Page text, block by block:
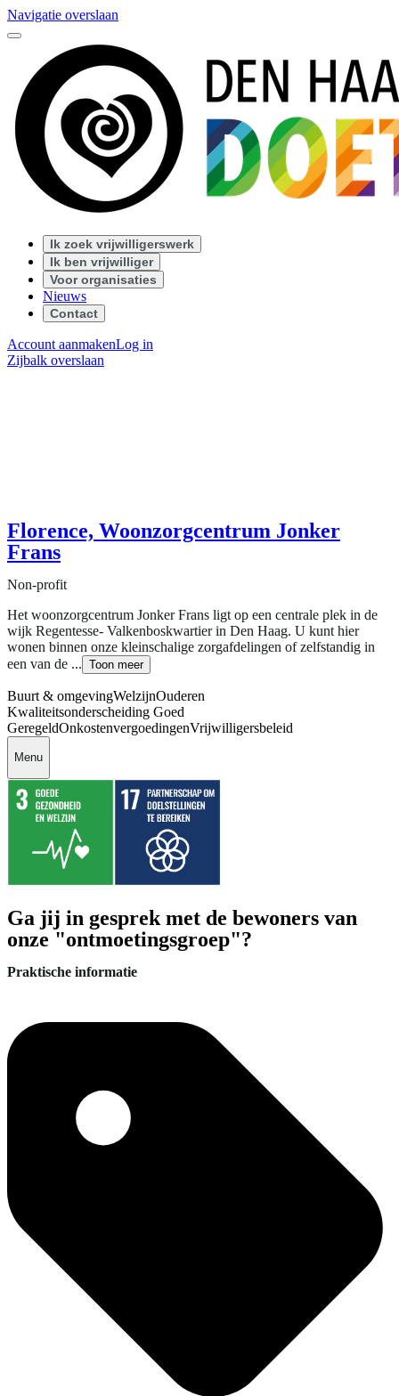
Navigatie overslaan
Ik zoek vrijwilligerswerk
Ik ben vrijwilliger
Voor organisaties
Nieuws
Contact
Account aanmakenLog in
Zijbalk overslaan
Florence, Woonzorgcentrum Jonker
Frans
Non-profit
Het woonzorgcentrum Jonker Frans ligt op een centrale plek in de
wijk Regentesse- Valkenboskwartier in Den Haag. U kunt hier
wonen binnen onze kleinschalige zorgafdelingen of zelfstandig in
een van de ... Toon meer
Buurt & omgevingWelzijnOuderen
Kwaliteitsonderscheiding Goed
GeregeldOnkostenvergoedingenVrijwilligersbeleid
Menu
Ga jij in gesprek met de bewoners van
onze "ontmoetingsgroep"?
Praktische informatie